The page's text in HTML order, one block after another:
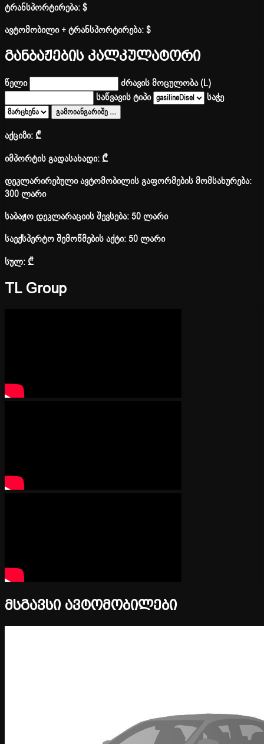
ტრანსპორტირება:$
ავტომობილი + ტრანსპორტირება:$
განბაჟების კალკულატორი
წელი
ძრავის მოცულობა (L)
საწვავის ტიპი
საჭე
გამოიანგარიშე …
აქციზი:₾
იმპორტის გადასახადი:₾
დეკლარირებული ავტომობილის გაფორმების მომსახურება:
300 ლარი
საბაჟო დეკლარაციის შევსება: 50 ლარი
საექსპერტო შემოწმების აქტი: 50 ლარი
სულ:₾
TL Group
მსგავსი ავტომობილები